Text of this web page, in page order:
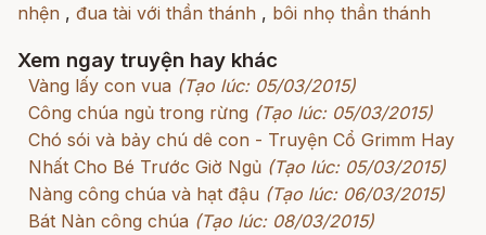
nhện , đua tài với thần thánh , bôi nhọ thần thánh
Xem ngay truyện hay khác
Vàng lấy con vua (Tạo lúc: 05/03/2015)
Công chúa ngủ trong rừng (Tạo lúc: 05/03/2015)
Chó sói và bảy chú dê con - Truyện Cổ Grimm Hay
Nhất Cho Bé Trước Giờ Ngủ (Tạo lúc: 05/03/2015)
Nàng công chúa và hạt đậu (Tạo lúc: 06/03/2015)
Bát Nàn công chúa (Tạo lúc: 08/03/2015)